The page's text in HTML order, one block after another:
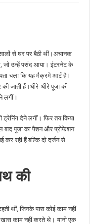
से घर पर बैठी थीं।अचानक
जो उन्हें पसंद आया। इंटरनेट के
चला कि यह मैक्रमे आर्ट है।
जाती हैं।धीरे-धीरे पूजा की
लगीं।
ट्रेनिंग देने लगीं। फिर तय किया
बाद पूजा का पैशन और प्रोफेशन
रही हैं बल्कि दो दर्जन से
की
थीं, जिनके पास कोई काम नहीं
काम नहीं करते थे। यानी एक